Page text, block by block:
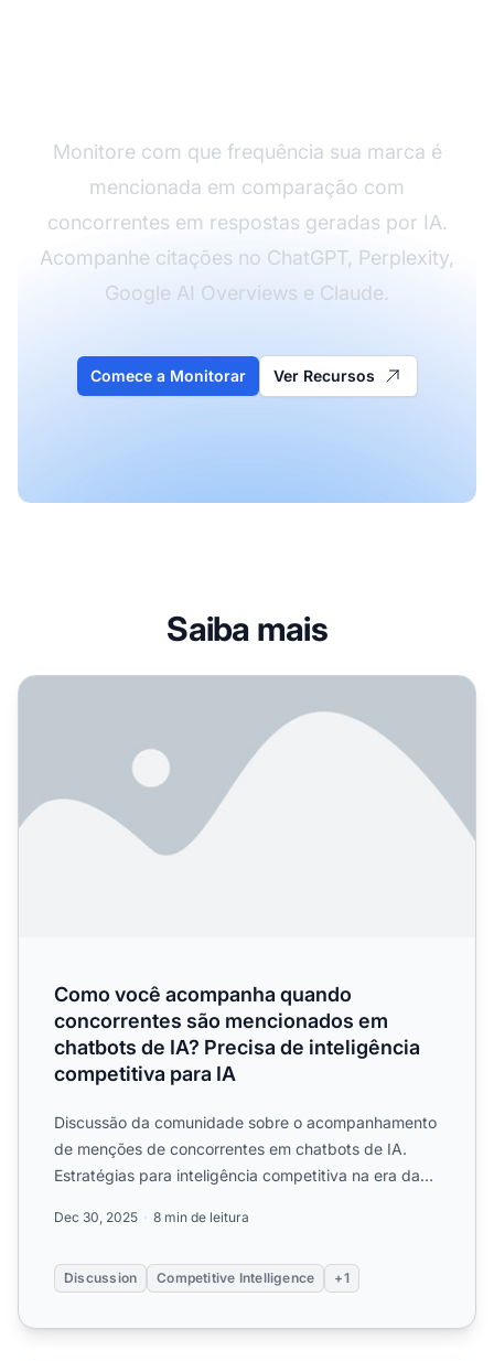
Monitore com que frequência sua marca é
mencionada em comparação com
concorrentes em respostas geradas por IA.
Acompanhe citações no ChatGPT, Perplexity,
Google AI Overviews e Claude.
Comece a Monitorar Ver Recursos
Saiba mais
Como você acompanha quando concorrentes são
Como você acompanha quando
concorrentes são mencionados em
chatbots de IA? Precisa de inteligência
competitiva para IA
Discussão da comunidade sobre o acompanhamento
de menções de concorrentes em chatbots de IA.
Estratégias para inteligência competitiva na era da
Dec 30, 2025 8 min de leitura
Discussion Competitive Intelligence +1